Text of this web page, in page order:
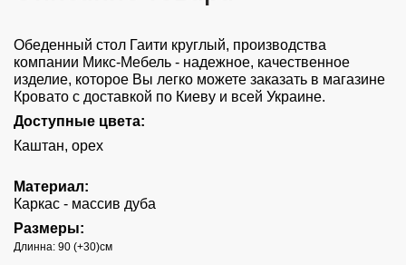
Обеденный стол Гаити круглый, производства
компании Микс-Мебель - надежное, качественное
изделие, которое Вы легко можете заказать в магазине
Кровато с доставкой по Киеву и всей Украине.
Доступные цвета:
Каштан, орех
Материал:
Каркас - массив дуба
Размеры:
Длинна: 90 (+30)см